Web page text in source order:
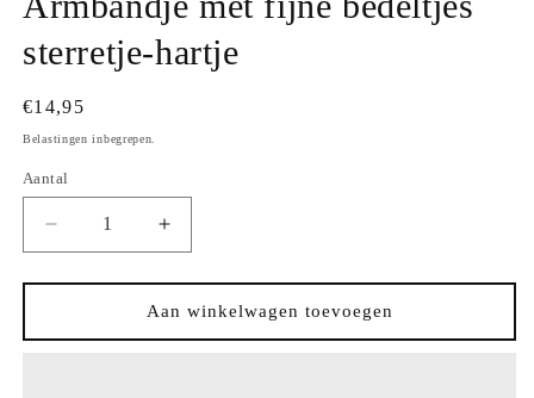
sterretje-hartje
Normale
prijs
€14,95
Belastingen inbegrepen.
Aantal
Aantal
Aantal
verlagen
voor
Armbandje
met
Aantal
verhogen
voor
Armbandje
met
Aan winkelwagen toevoegen